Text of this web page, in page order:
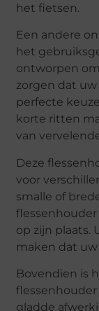
het fietsen.
Een andere
het
ontworpen
zorgen dat
perfecte
korte ritten
van
Deze
voor
smalle of
op zijn plaats.
maken dat
Bovendien is
gladde